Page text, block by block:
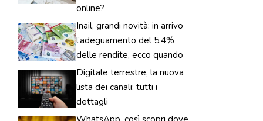
online?
Inail, grandi novità: in arrivo
l’adeguamento del 5,4%
delle rendite, ecco quando
Digitale terrestre, la nuova
lista dei canali: tutti i
dettagli